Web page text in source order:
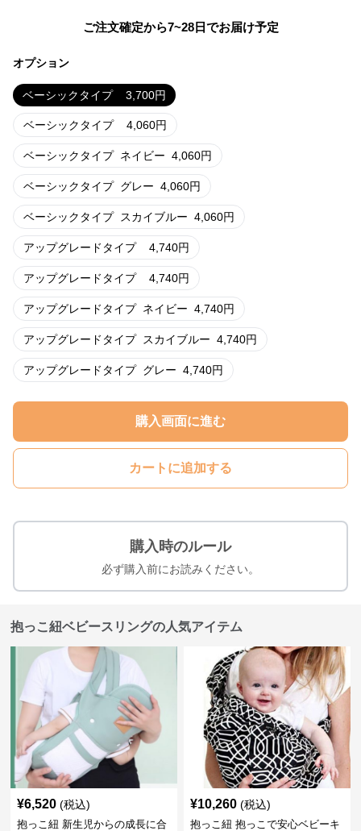
ご注文確定から7~28日でお届け予定
オプション
ベーシックタイプ 3,700円
ベーシックタイプ 4,060円
ベーシックタイプ ネイビー 4,060円
ベーシックタイプ グレー 4,060円
ベーシックタイプ スカイブルー 4,060円
アップグレードタイプ 4,740円
アップグレードタイプ 4,740円
アップグレードタイプ ネイビー 4,740円
アップグレードタイプ スカイブルー 4,740円
アップグレードタイプ グレー 4,740円
購入画面に進む
カートに追加する
購入時のルール
必ず購入前にお読みください。
抱っこ紐ベビースリングの人気アイテム
¥6,520 (税込)
抱っこ紐 新生児からの成長に合
¥10,260 (税込)
抱っこ紐 抱っこで安心ベビーキ